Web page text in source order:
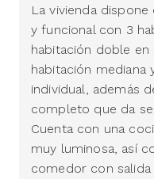
La vivienda
y funcional con 3
habitación doble en
habitación mediana
individual, además
completo que da
Cuenta con una
muy luminosa, así
comedor con